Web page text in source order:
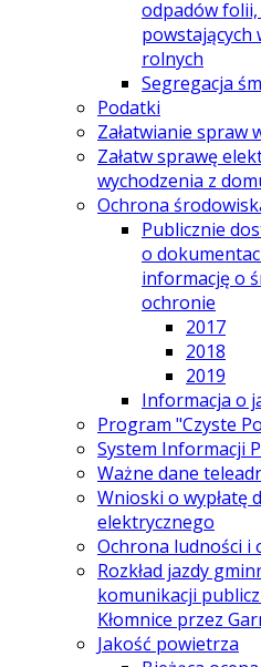
odpadów
powstających
rolnych
Segregacja
Podatki
Załatwianie spraw
Załatw sprawę
wychodzenia z
Ochrona
Publicznie
o
informację o
ochronie
2017
2018
2019
Informacja o
Program "Czyste
System Informacji
Ważne dane
Wnioski o wypłatę
elektrycznego
Ochrona ludności i
Rozkład jazdy
komunikacji
Kłomnice przez
Jakość powietrza